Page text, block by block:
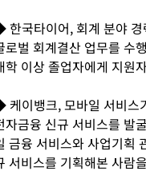
한국타이어, 회계 분야 경
로벌 회계결산 업무를 수
학 이상 졸업자에게 지원
케이뱅크, 모바일 서비스
자금융 신규 서비스를 발
금융 서비스와 사업기획
서비스를 기획해본 사람